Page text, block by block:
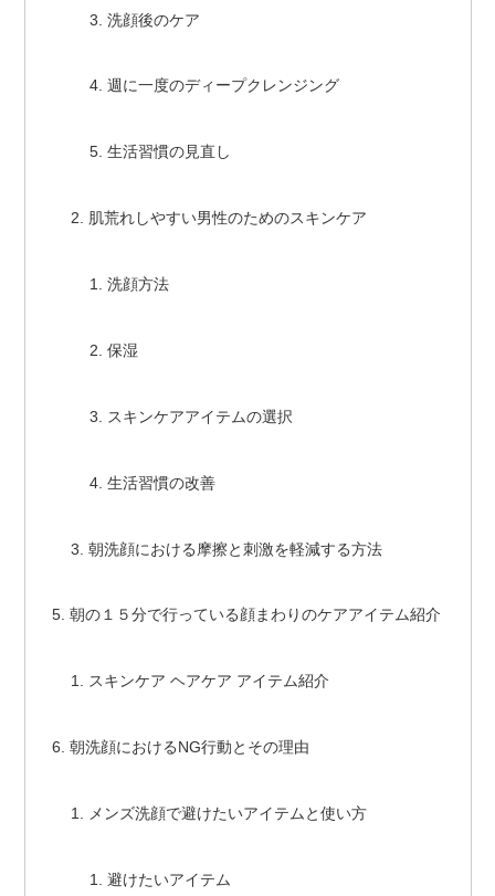
洗顔後のケア
週に一度のディープクレンジング
生活習慣の見直し
肌荒れしやすい男性のためのスキンケア
洗顔方法
保湿
スキンケアアイテムの選択
生活習慣の改善
朝洗顔における摩擦と刺激を軽減する方法
朝の１５分で行っている顔まわりのケアアイテム紹介
スキンケア ヘアケア アイテム紹介
朝洗顔におけるNG行動とその理由
メンズ洗顔で避けたいアイテムと使い方
避けたいアイテム